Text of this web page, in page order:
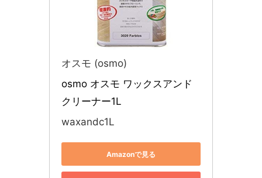
オスモ (osmo)
osmo オスモ ワックスアンド
クリーナー1L
waxandc1L
Amazonで見る